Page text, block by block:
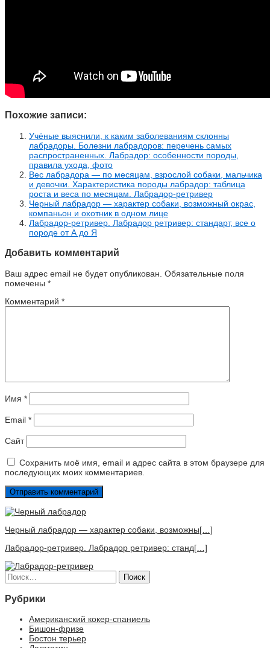
Похожие записи:
Учёные выяснили, к каким заболеваниям склонны
лабрадоры. Болезни лабрадоров: перечень самых
распространенных. Лабрадор: особенности породы,
правила ухода, фото
Вес лабрадора — по месяцам, взрослой собаки, мальчика
и девочки. Характеристика породы лабрадор: таблица
роста и веса по месяцам. Лабрадор-ретривер
Черный лабрадор — характер собаки, возможный окрас,
компаньон и охотник в одном лице
Лабрадор-ретривер. Лабрадор ретривер: стандарт, все о
породе от А до Я
Добавить комментарий
Ваш адрес email не будет опубликован. Обязательные поля
помечены *
Комментарий *
Имя *
Email *
Сайт
Сохранить моё имя, email и адрес сайта в этом браузере для
последующих моих комментариев.
Черный лабрадор — характер собаки, возможны[…]
Лабрадор-ретривер. Лабрадор ретривер: станд[…]
Найти:
Рубрики
Американский кокер-спаниель
Бишон-фризе
Бостон терьер